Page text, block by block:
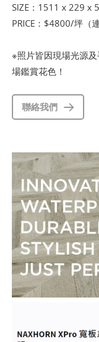
SIZE：1511 x 229 x
PRICE：$4800/坪（
※照片皆因現場光源
場鑑賞花色！
聯絡我們